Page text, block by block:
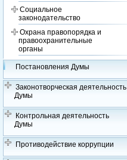
Социальное
законодательство
Охрана правопорядка и
правоохранительные
органы
Постановления Думы
Законотворческая деятельность
Думы
Контрольная деятельность
Думы
Противодействие коррупции